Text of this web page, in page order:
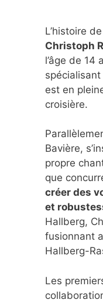
L’histoire
Christoph
l’âge de 14
est en
croisière.
Bavière,
propre
que
créer des
et
Hallberg,
fusionnant
Hallberg-
Les